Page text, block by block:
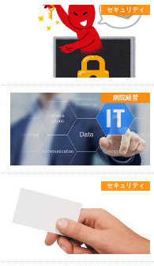
セキュリティ
病院経営
セキュリティ